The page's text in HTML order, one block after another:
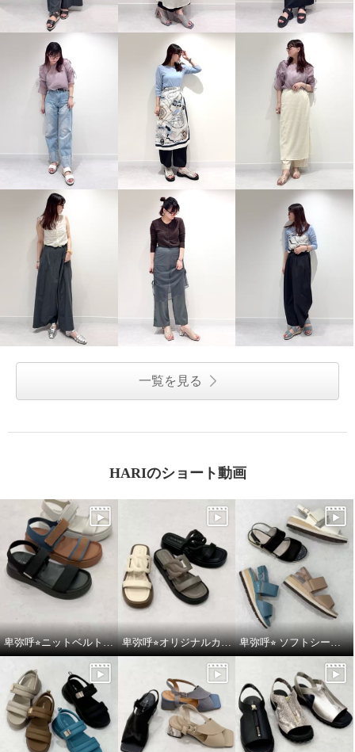
一覧を見る
HARIのショート動画
卑弥呼⭐︎ニットベルトスポーツサンダルをご紹介いたします。 卑弥呼⭐︎オリジナルカットワークボリュームソールサンダルをご紹介いたします。 卑弥呼⭐︎ ソフトシープレザーフレキシブルベルトパデットサンダルをご紹介いたします。